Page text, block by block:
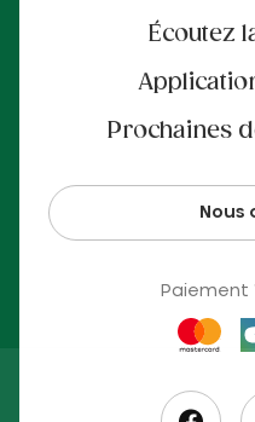
Écoutez
Prochaines
Nous
Paiement